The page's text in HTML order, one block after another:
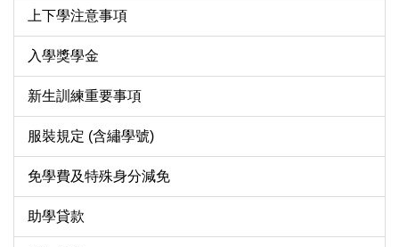
上下學注意事項
入學獎學金
新生訓練重要事項
服裝規定 (含繡學號)
免學費及特殊身分減免
助學貸款